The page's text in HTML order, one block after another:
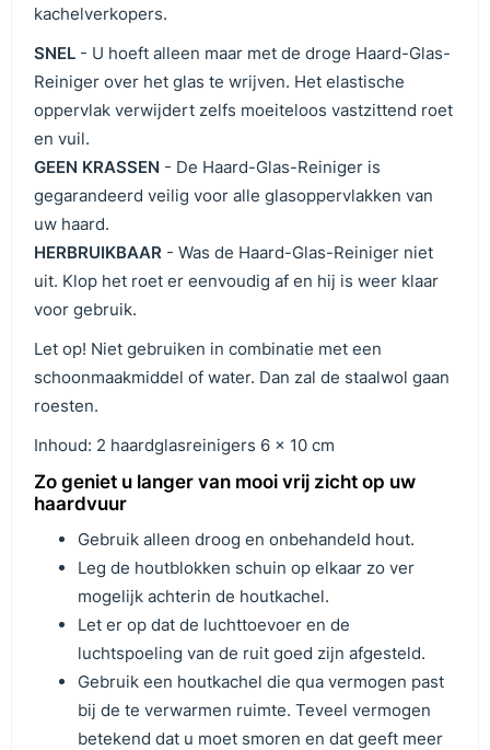
kachelverkopers.
SNEL - U hoeft alleen maar met de droge Haard-Glas-
Reiniger over het glas te wrijven. Het elastische
oppervlak verwijdert zelfs moeiteloos vastzittend roet
en vuil.
GEEN KRASSEN - De Haard-Glas-Reiniger is
gegarandeerd veilig voor alle glasoppervlakken van
uw haard.
HERBRUIKBAAR - Was de Haard-Glas-Reiniger niet
uit. Klop het roet er eenvoudig af en hij is weer klaar
voor gebruik.
Let op! Niet gebruiken in combinatie met een
schoonmaakmiddel of water. Dan zal de staalwol gaan
roesten.
Inhoud: 2 haardglasreinigers 6 x 10 cm
Zo geniet u langer van mooi vrij zicht op uw
haardvuur
Gebruik alleen droog en onbehandeld hout.
Leg de houtblokken schuin op elkaar zo ver
mogelijk achterin de houtkachel.
Let er op dat de luchttoevoer en de
luchtspoeling van de ruit goed zijn afgesteld.
Gebruik een houtkachel die qua vermogen past
bij de te verwarmen ruimte. Teveel vermogen
betekend dat u moet smoren en dat geeft meer